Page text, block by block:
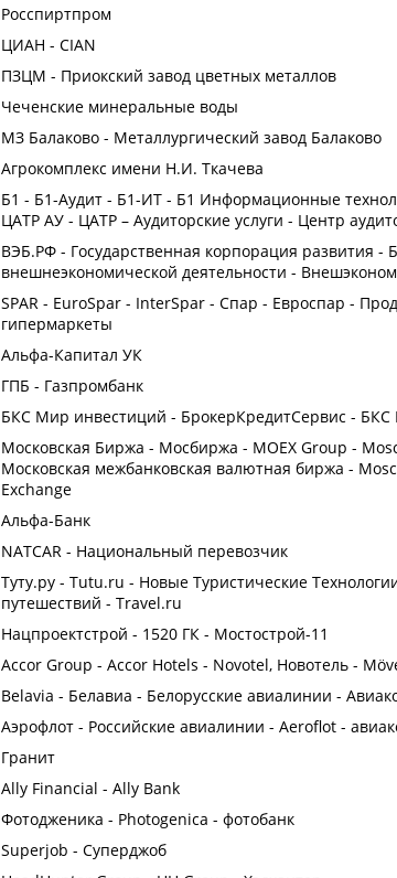
Росспиртпром
ЦИАН - CIAN
ПЗЦМ - Приокский завод цветных металлов
Чеченские минеральные воды
МЗ Балаково - Металлургический завод Балаково
Агрокомплекс имени Н.И. Ткачева
Б1 - Б1-Аудит - Б1-ИТ - Б1 Информационные
ЦАТР АУ - ЦАТР – Аудиторские услуги - Центр
ВЭБ.РФ - Государственная корпорация развития -
внешнеэкономической деятельности -
SPAR - EuroSpar - InterSpar - Спар - Евроспар -
гипермаркеты
Альфа-Капитал УК
ГПБ - Газпромбанк
БКС Мир инвестиций - БрокерКредитСервис - БКС
Московская Биржа - Мосбиржа - MOEX Group -
Московская межбанковская валютная биржа -
Exchange
Альфа-Банк
NATCAR - Национальный перевозчик
Туту.ру - Tutu.ru - Новые Туристические
путешествий - Travel.ru
Нацпроектстрой - 1520 ГК - Мостострой-11
Accor Group - Accor Hotels - Novotel, Новотель -
Belavia - Белавиа - Белорусские авиалинии -
Аэрофлот - Российские авиалинии - Aeroflot -
Гранит
Ally Financial - Ally Bank
Фотодженика - Photogenica - фотобанк
Superjob - Суперджоб